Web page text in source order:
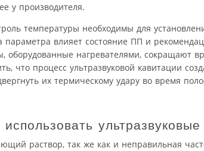
у производителя.
температуры необходимы для
параметра влияет состояние ПП и
оборудованные нагревателями, сокращают
что процесс ультразвуковой кавитации
их термическому удару во время
раствор, так же как и неправильная